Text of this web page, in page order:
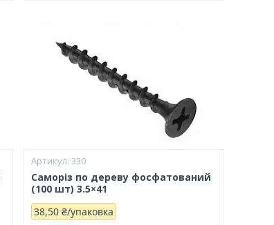
330
Саморіз по дереву фосфатований
(100 шт) 3.5×41
38,50 ₴/упаковка